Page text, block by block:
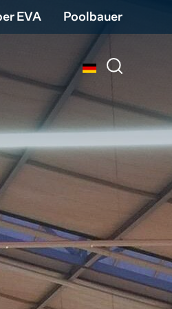
EVA Poolbauer